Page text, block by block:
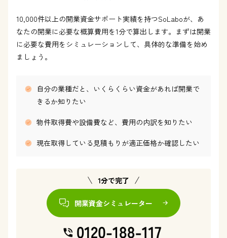
10,000件以上の開業資金サポート実績を持つSoLaboが、あ
なたの開業に必要な概算費用を1分で算出します。まずは開業
に必要な費用をシミュレーションして、具体的な準備を始め
ましょう。
自分の業種だと、いくらくらい資金があれば開業で
きるか知りたい
物件取得費や設備費など、費用の内訳を知りたい
現在取得している見積もりが適正価格か確認したい
1分で完了
開業資金シミュレーター